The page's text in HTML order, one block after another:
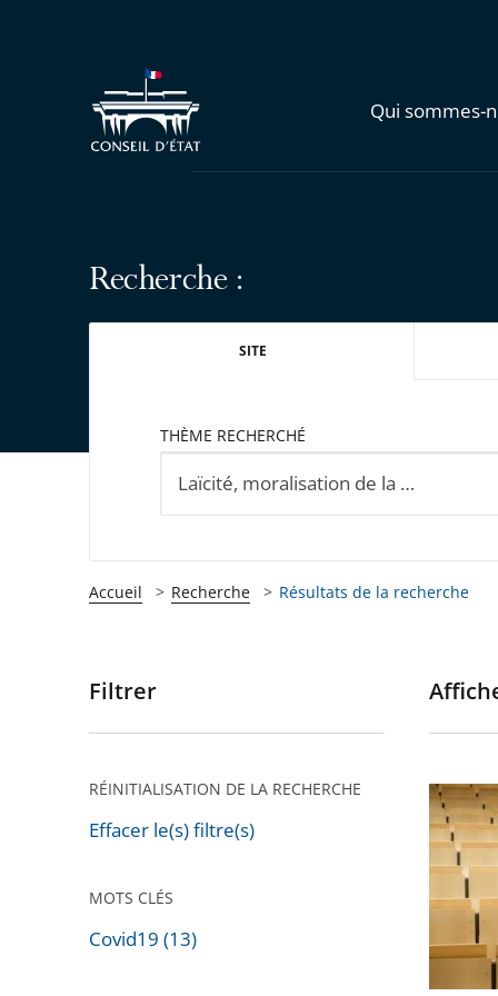
Qui sommes-
Recherche :
SITE
THÈME RECHERCHÉ
Accueil Recherche Résultats de la recherche
Passer
pour
après
Filtrer
RÉINITIALISATION DE LA RECHERCHE
Effacer le(s) filtre(s)
MOTS CLÉS
Covid19 (13)
violente
de
faculté
de